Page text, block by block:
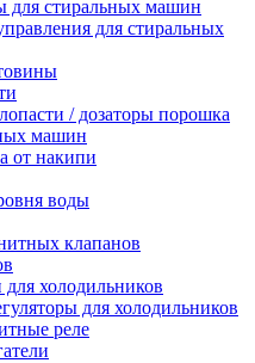
для стиральных машин
для стиральных
/ дозаторы порошка
машин
от накипи
воды
клапанов
холодильников
для холодильников
реле